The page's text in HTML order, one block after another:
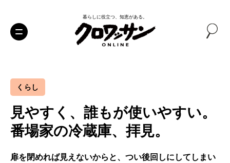
暮らしに役立つ、知恵がある。
くらし
見やすく、誰もが使いやすい。
番場家の冷蔵庫、拝見。
扉を閉めれば見えないからと、つい後回しにしてしまい